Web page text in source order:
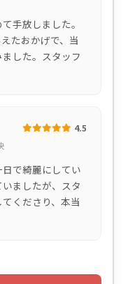
手放しました。
たおかげで、当
した。スタッフ
4.5
で綺麗にしてい
ましたが、スタ
くださり、本当